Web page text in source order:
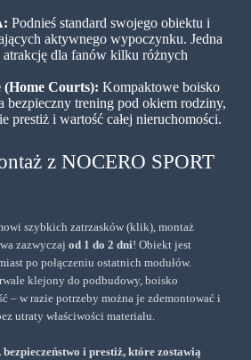
Podnieś standard swojego obiektu i
aktywnego wypoczynku. Jedna
atrakcję dla fanów kilku różnych
Courts): Kompaktowe boisko
bezpieczny trening pod okiem rodziny,
prestiż i wartość całej nieruchomości.
z NOCERO SPORT
szybkich zatrzasków (klik), montaż
zazwyczaj od 1 do 2 dni! Obiekt jest
po połączeniu ostatnich modułów.
klejony do podbudowy, boisko
– w razie potrzeby można je zdemontować i
utraty właściwości materiału.
i prestiż, które zostawią